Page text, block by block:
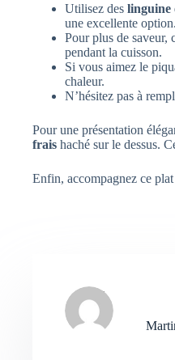
Utilisez des linguine
une excellente option.
Pour plus de saveur,
pendant la cuisson.
Si vous aimez le
chaleur.
N’hésitez pas à
Pour une présentation
frais haché sur le dessus.
Enfin, accompagnez ce